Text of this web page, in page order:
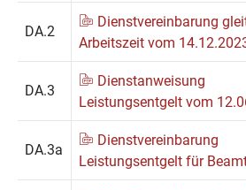
DA.2
Dienstvereinbarung
Arbeitszeit vom
DA.3
Dienstanweisung
Leistungsentgelt vom
DA.3a
Dienstvereinbarung
Leistungsentgelt für